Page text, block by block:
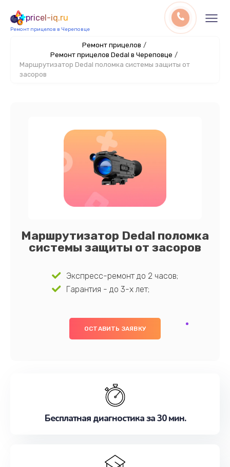
pricel-iq.ru
Ремонт прицелов в Череповце
Ремонт прицелов /
Ремонт прицелов Dedal в Череповце /
Маршрутизатор Dedal поломка системы защиты от
засоров
Маршрутизатор Dedal поломка
системы защиты от засоров
Экспресс-ремонт до 2 часов;
Гарантия - до 3-х лет;
ОСТАВИТЬ ЗАЯВКУ
Бесплатная диагностика за 30 мин.